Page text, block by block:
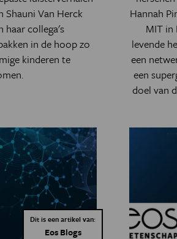
Van Herck
haar collega's
in de hoop zo
kinderen te
Hannah
MIT in
levende
een
een
doel van
Dit is een artikel van:
Eos Blogs